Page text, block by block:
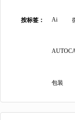
按标签： Ai
包装